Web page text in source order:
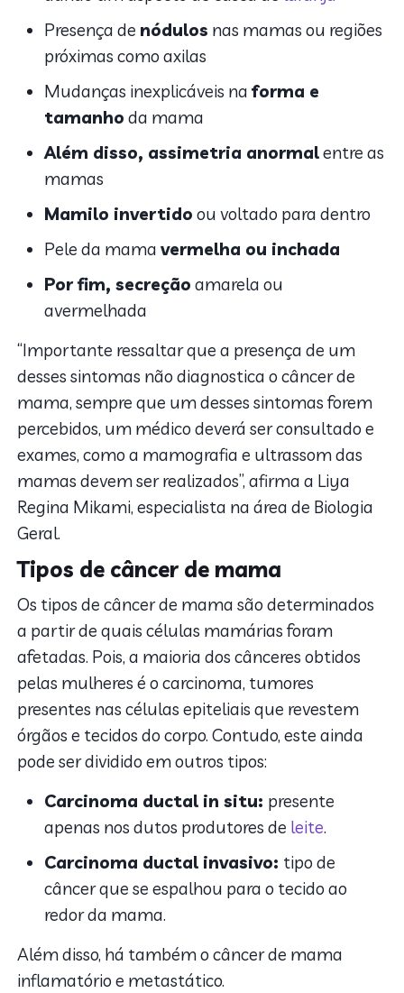
Presença de nódulos nas mamas ou regiões
próximas como axilas
Mudanças inexplicáveis naforma e
tamanho da mama
Além disso, assimetria anormalentre as
mamas
Mamilo invertido ou voltado para dentro
Pele da mamavermelha ou inchada
Por fim, secreção amarela ou
avermelhada
“Importante ressaltar que a presença de um
desses sintomas não diagnostica o câncer de
mama, sempre que um desses sintomas forem
percebidos, um médico deverá ser consultado e
exames, como a mamografia e ultrassom das
mamas devem ser realizados”, afirma a Liya
Regina Mikami, especialista na área de Biologia
Geral.
Tipos de câncer de mama
Os tipos de câncer de mama são determinados
a partir de quais células mamárias foram
afetadas. Pois, a maioria dos cânceres obtidos
pelas mulheres é o carcinoma, tumores
presentes nas células epiteliais que revestem
órgãos e tecidos do corpo. Contudo, este ainda
pode ser dividido em outros tipos:
Carcinoma ductal in situ: presente
apenas nos dutos produtores de leite.
Carcinoma ductal invasivo: tipo de
câncer que se espalhou para o tecido ao
redor da mama.
Além disso, há também o câncer de mama
inflamatório e metastático.